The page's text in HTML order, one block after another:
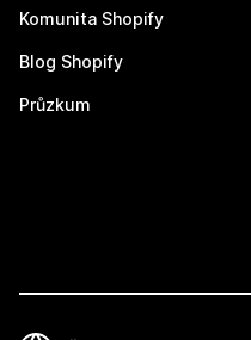
Komunita Shopify
Blog Shopify
Průzkum